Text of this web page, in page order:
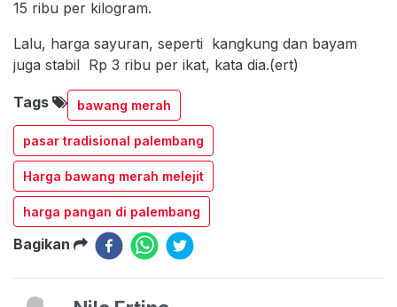
15 ribu per kilogram.
Lalu, harga sayuran, seperti kangkung dan bayam
juga stabil Rp 3 ribu per ikat, kata dia.(ert)
Tags bawang merah
pasar tradisional palembang
Harga bawang merah melejit
harga pangan di palembang
Bagikan